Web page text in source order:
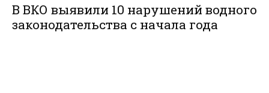
В ВКО выявили 10 нарушений водного
законодательства с начала года